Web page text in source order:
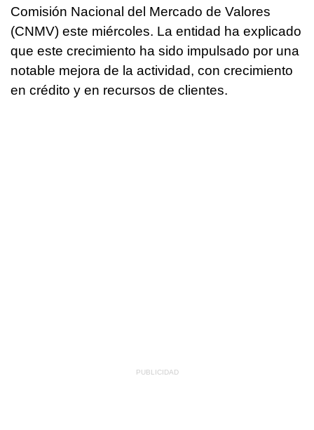
Comisión Nacional del Mercado de Valores
(CNMV) este miércoles. La entidad ha explicado
que este crecimiento ha sido impulsado por una
notable mejora de la actividad, con crecimiento
en crédito y en recursos de clientes.